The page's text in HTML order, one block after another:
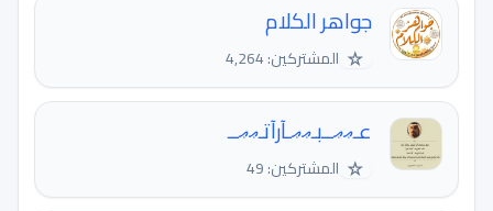
جواهر الكلام
☆ المشتركين: 4,264
عـޢޢــبـޢޢـآرآتـޢޢــ
☆ المشتركين: 49